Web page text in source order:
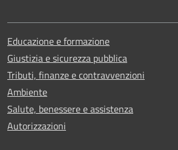
Educazione e formazione
Giustizia e sicurezza pubblica
Tributi, finanze e contravvenzioni
Ambiente
Salute, benessere e assistenza
Autorizzazioni